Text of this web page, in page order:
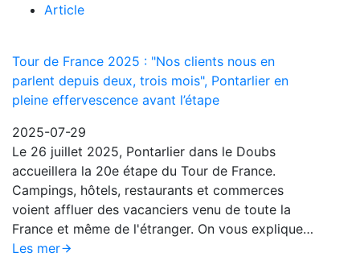
Article
Tour de France 2025 : "Nos clients nous en
parlent depuis deux, trois mois", Pontarlier en
pleine effervescence avant l’étape
2025-07-29
Le 26 juillet 2025, Pontarlier dans le Doubs
accueillera la 20e étape du Tour de France.
Campings, hôtels, restaurants et commerces
voient affluer des vacanciers venu de toute la
France et même de l'étranger. On vous explique…
Les mer